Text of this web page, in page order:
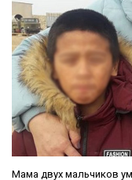
Мама двух мальчиков